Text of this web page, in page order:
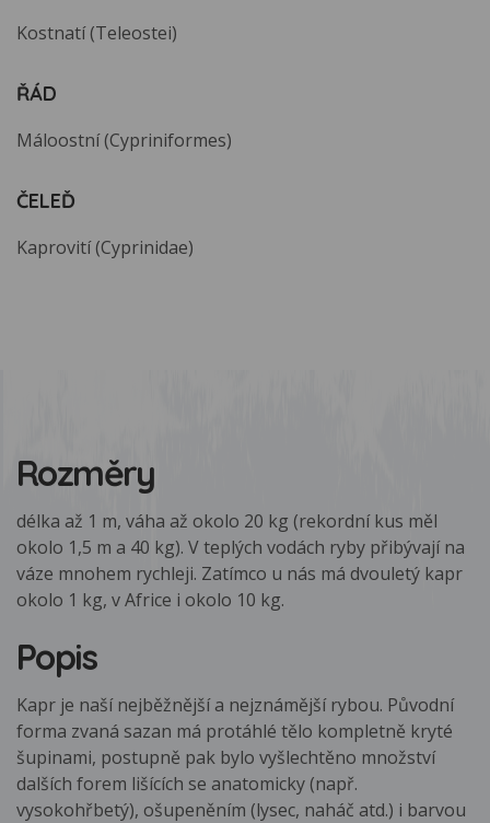
Kostnatí (Teleostei)
ŘÁD
Máloostní (Cypriniformes)
ČELEĎ
Kaprovití (Cyprinidae)
Rozměry
délka až 1 m, váha až okolo 20 kg (rekordní kus měl
okolo 1,5 m a 40 kg). V teplých vodách ryby přibývají na
váze mnohem rychleji. Zatímco u nás má dvouletý kapr
okolo 1 kg, v Africe i okolo 10 kg.
Popis
Kapr je naší nejběžnější a nejznámější rybou. Původní
forma zvaná sazan má protáhlé tělo kompletně kryté
šupinami, postupně pak bylo vyšlechtěno množství
dalších forem lišících se anatomicky (např.
vysokohřbetý), ošupeněním (lysec, naháč atd.) i barvou